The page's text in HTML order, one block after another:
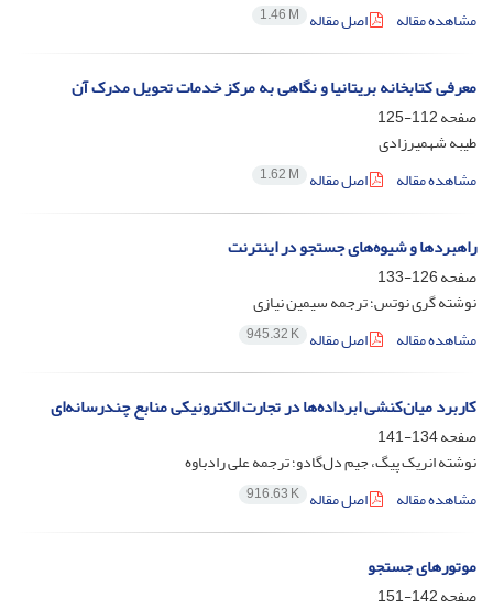
مشاهده مقاله
اصل مقاله 1.46 M
معرفی کتابخانه بریتانیا و نگاهی به مرکز خدمات تحویل مدرک آن
صفحه112-125
طیبه شهمیرزادی
مشاهده مقاله
اصل مقاله 1.62 M
راهبردها و شیوه‌های جستجو در اینترنت
صفحه126-133
نوشته گری نوتس؛ ترجمه سیمین نیازی
مشاهده مقاله
اصل مقاله 945.32 K
کاربرد میان‌کنشی ابرداده‌ها در تجارت الکترونیکی منابع چندرسانه‌ای
صفحه134-141
نوشته انریک پیگ، جیم دل‌گادو؛ ترجمه علی رادباوه
مشاهده مقاله
اصل مقاله 916.63 K
موتورهای جستجو
صفحه142-151